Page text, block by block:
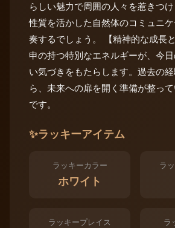
らしい魅力で周囲の人々を惹きつ
性質を活かした自然体のコミュニ
奏するでしょう。 【精神的な成長
申の持つ特別なエネルギーが、今
い気づきをもたらします。過去の
ら、未来への扉を開く準備が整っ
です。
✨ラッキーアイテム
ラッキーカラー
ホワイト
ラ
ラッキープレイス ラ